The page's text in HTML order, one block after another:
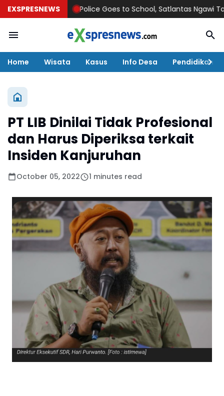
EXSPRESNEWSPolice Goes to School, Satlantas Ngawi
Home Wisata Kasus Info Desa Pendidikan
PT LIB Dinilai Tidak Profesional
dan Harus Diperiksa terkait
Insiden Kanjuruhan
October 05, 2022 1 minutes read